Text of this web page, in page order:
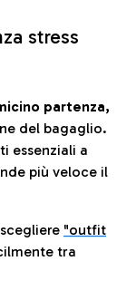
stress
partenza,
del bagaglio.
essenziali a
più veloce il
"outfit
tra